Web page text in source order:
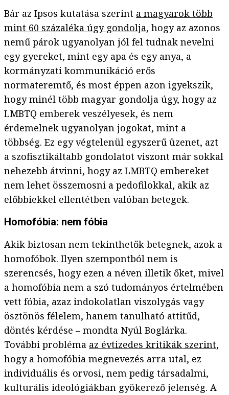
Bár az Ipsos kutatása szerint a magyarok több
mint 60 százaléka úgy gondolja, hogy az azonos
nemű párok ugyanolyan jól fel tudnak nevelni
egy gyereket, mint egy apa és egy anya, a
kormányzati kommunikáció erős
normateremtő, és most éppen azon igyekszik,
hogy minél több magyar gondolja úgy, hogy az
LMBTQ emberek veszélyesek, és nem
érdemelnek ugyanolyan jogokat, mint a
többség. Ez egy végtelenül egyszerű üzenet, azt
a szofisztikáltabb gondolatot viszont már sokkal
nehezebb átvinni, hogy az LMBTQ embereket
nem lehet összemosni a pedofilokkal, akik az
előbbiekkel ellentétben valóban betegek.
Homofóbia: nem fóbia
Akik biztosan nem tekinthetők betegnek, azok a
homofóbok. Ilyen szempontból nem is
szerencsés, hogy ezen a néven illetik őket, mivel
a homofóbia nem a szó tudományos értelmében
vett fóbia, azaz indokolatlan viszolygás vagy
ösztönös félelem, hanem tanulható attitűd,
döntés kérdése – mondta Nyúl Boglárka.
További probléma az évtizedes kritikák szerint,
hogy a homofóbia megnevezés arra utal, ez
individuális és orvosi, nem pedig társadalmi,
kulturális ideológiákban gyökerező jelenség. A